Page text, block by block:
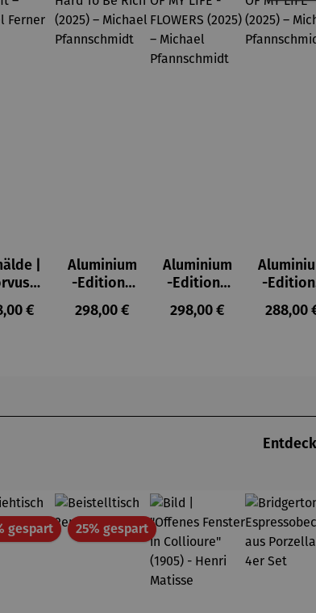
|
–
Preis:
€
Aluminium
-Edition |
It’s Hard
To Be Rich
Regulärer Preis:
298,00 €
Aluminium
-Edition |
LOVE OF
MY LIFE -
Regulärer Preis:
298,00 €
-
LOVE
MY
288,00
gespartRabatt25% gespartRabatt